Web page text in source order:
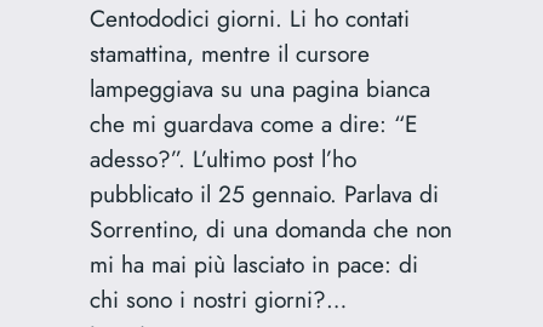
Centododici giorni. Li ho contati
stamattina, mentre il cursore
lampeggiava su una pagina bianca
che mi guardava come a dire: “E
adesso?”. L’ultimo post l’ho
pubblicato il 25 gennaio. Parlava di
Sorrentino, di una domanda che non
mi ha mai più lasciato in pace: di
chi sono i nostri giorni?…